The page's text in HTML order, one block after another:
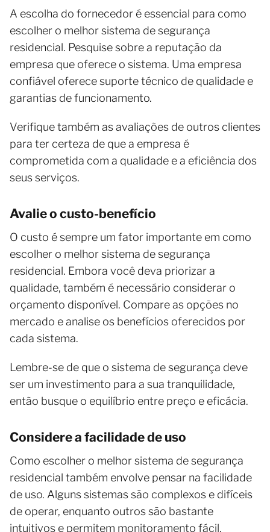
A escolha do fornecedor é essencial para como
escolher o melhor sistema de segurança
residencial. Pesquise sobre a reputação da
empresa que oferece o sistema. Uma empresa
confiável oferece suporte técnico de qualidade e
garantias de funcionamento.
Verifique também as avaliações de outros clientes
para ter certeza de que a empresa é
comprometida com a qualidade e a eficiência dos
seus serviços.
Avalie o custo-benefício
O custo é sempre um fator importante em como
escolher o melhor sistema de segurança
residencial. Embora você deva priorizar a
qualidade, também é necessário considerar o
orçamento disponível. Compare as opções no
mercado e analise os benefícios oferecidos por
cada sistema.
Lembre-se de que o sistema de segurança deve
ser um investimento para a sua tranquilidade,
então busque o equilíbrio entre preço e eficácia.
Considere a facilidade de uso
Como escolher o melhor sistema de segurança
residencial também envolve pensar na facilidade
de uso. Alguns sistemas são complexos e difíceis
de operar, enquanto outros são bastante
intuitivos e permitem monitoramento fácil.